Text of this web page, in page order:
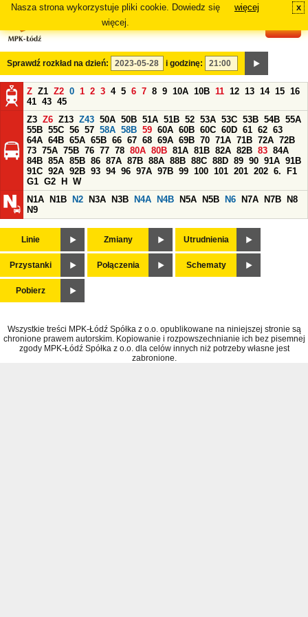
Nasza strona wykorzystuje pliki cookie. Dowiedz się
więcej.
więcej x
Sprawdź rozkład na dzień: i godzinę:
Z Z1 Z2 0 1 2 3 4 5 6 7 8 9 10A 10B 11 12 13 14 15 16
41 43 45
Z3 Z6 Z13 Z43 50A 50B 51A 51B 52 53A 53C 53B 54B 55A
55B 55C 56 57 58A 58B 59 60A 60B 60C 60D 61 62 63
64A 64B 65A 65B 66 67 68 69A 69B 70 71A 71B 72A 72B
73 75A 75B 76 77 78 80A 80B 81A 81B 82A 82B 83 84A
84B 85A 85B 86 87A 87B 88A 88B 88C 88D 89 90 91A 91B
91C 92A 92B 93 94 96 97A 97B 99 100 101 201 202 6.
F1
G1 G2 H
W
N1A
N1B N2 N3A N3B N4A N4B N5A N5B N6 N7A N7B
N8
N9
Linie Zmiany Utrudnienia
Przystanki Połączenia Schematy
Pobierz
Wszystkie treści MPK-Łódź Spółka z o.o. opublikowane na niniejszej stronie są
chronione prawem autorskim. Kopiowanie i rozpowszechnianie ich bez pisemnej
zgody MPK-Łódź Spółka z o.o. dla celów innych niż potrzeby własne jest
zabronione.